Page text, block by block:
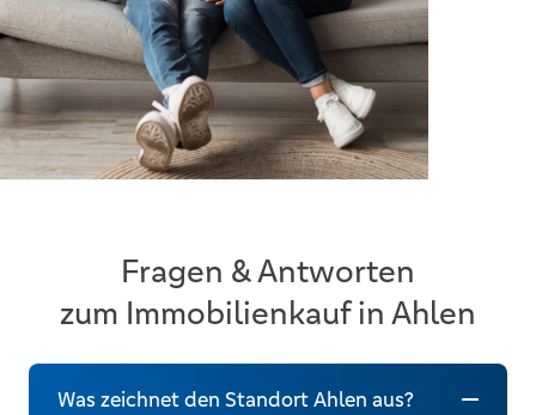
Fragen & Antworten
zum Immobilienkauf in Ahlen
Was zeichnet den Standort Ahlen aus?